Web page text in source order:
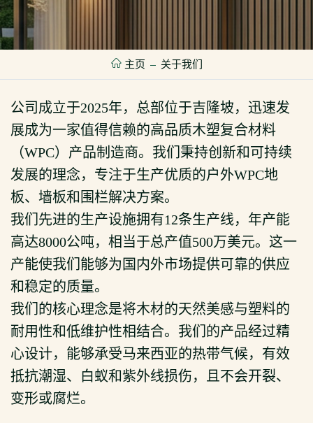
主页 关于我们
公司成立于2025年，总部位于吉隆坡，迅速发
展成为一家值得信赖的高品质木塑复合材料
（WPC）产品制造商。我们秉持创新和可持续
发展的理念，专注于生产优质的户外WPC地
板、墙板和围栏解决方案。
我们先进的生产设施拥有12条生产线，年产能
高达8000公吨，相当于总产值500万美元。这一
产能使我们能够为国内外市场提供可靠的供应
和稳定的质量。
我们的核心理念是将木材的天然美感与塑料的
耐用性和低维护性相结合。我们的产品经过精
心设计，能够承受马来西亚的热带气候，有效
抵抗潮湿、白蚁和紫外线损伤，且不会开裂、
变形或腐烂。